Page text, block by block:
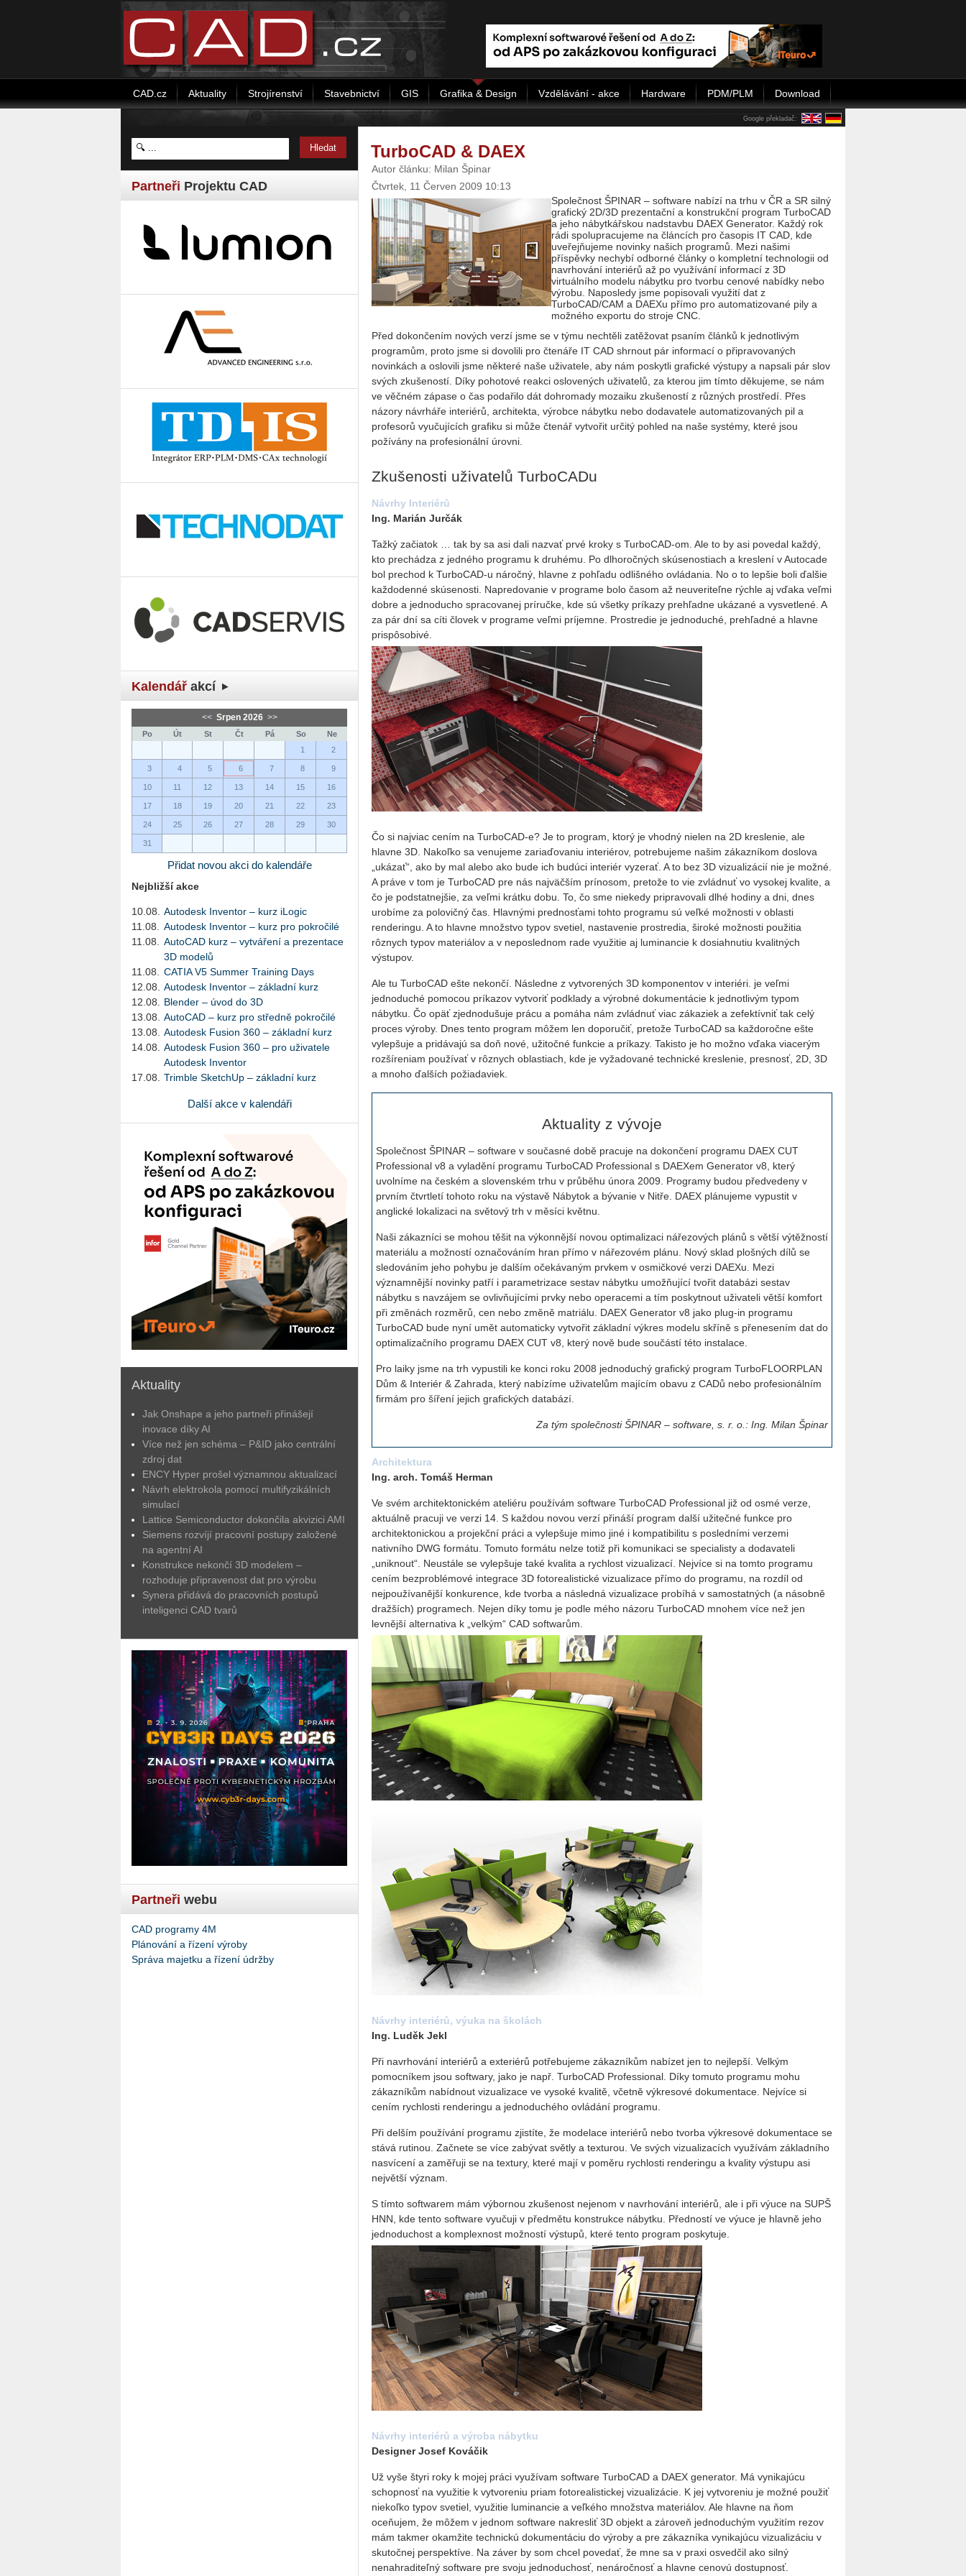
CAD.cz Aktuality Strojírenství Stavebnictví GIS Grafika & Design Vzdělávání - akce Hardware PDM/PLM Download
Google překladač:
Partneři Projektu CAD
Kalendář akcí
<< Srpen 2026 >>
Po Út St Čt Pá So
Ne
1
2
3 4 5 6 7 8 9
10 11 12 13 14 15 16
17 18 19 20 21 22 23
24 25 26 27 28 29 30
31
Přidat novou akci do kalendáře
Nejbližší akce
10.08.
Autodesk Inventor – kurz iLogic
11.08.
Autodesk Inventor – kurz pro pokročilé
11.08.
AutoCAD kurz – vytváření a prezentace
3D modelů
11.08.
CATIA V5 Summer Training Days
12.08.
Autodesk Inventor – základní kurz
12.08.
Blender – úvod do 3D
13.08.
AutoCAD – kurz pro středně pokročilé
13.08.
Autodesk Fusion 360 – základní kurz
14.08.
Autodesk Fusion 360 – pro uživatele
Autodesk Inventor
17.08.
Trimble SketchUp – základní kurz
Další akce v kalendáři
Aktuality
Jak Onshape a jeho partneři přinášejí
inovace díky AI
Více než jen schéma – P&ID jako centrální
zdroj dat
ENCY Hyper prošel významnou aktualizací
Návrh elektrokola pomocí multifyzikálních
simulací
Lattice Semiconductor dokončila akvizici AMI
Siemens rozvíjí pracovní postupy založené
na agentní AI
Konstrukce nekončí 3D modelem –
rozhoduje připravenost dat pro výrobu
Synera přidává do pracovních postupů
inteligenci CAD tvarů
Partneři webu
CAD programy 4M
Plánování a řízení výroby
Správa majetku a řízení údržby
TurboCAD & DAEX
Autor článku: Milan Špinar
Čtvrtek, 11 Červen 2009 10:13
Společnost ŠPINAR – software nabízí na trhu v ČR a SR silný
grafický 2D/3D prezentační a konstrukční program TurboCAD
a jeho nábytkářskou nadstavbu DAEX Generator. Každý rok
rádi spolupracujeme na článcích pro časopis IT CAD, kde
uveřejňujeme novinky našich programů. Mezi našimi
příspěvky nechybí odborné články o kompletní technologii od
navrhování interiérů až po využívání informací z 3D
virtuálního modelu nábytku pro tvorbu cenové nabídky nebo
výrobu. Naposledy jsme popisovali využití dat z
TurboCAD/CAM a DAEXu přímo pro automatizované pily a
možného exportu do stroje CNC.
Před dokončením nových verzí jsme se v týmu nechtěli zatěžovat psaním článků k jednotlivým
programům, proto jsme si dovolili pro čtenáře IT CAD shrnout pár informací o připravovaných
novinkách a oslovili jsme některé naše uživatele, aby nám poskytli grafické výstupy a napsali pár slov
svých zkušeností. Díky pohotové reakci oslovených uživatelů, za kterou jim tímto děkujeme, se nám
ve věčném zápase o čas podařilo dát dohromady mozaiku zkušeností z různých prostředí. Přes
názory návrháře interiérů, architekta, výrobce nábytku nebo dodavatele automatizovaných pil a
profesorů vyučujících grafiku si může čtenář vytvořit určitý pohled na naše systémy, které jsou
požívány na profesionální úrovni.
Zkušenosti uživatelů TurboCADu
Návrhy Interiérů
Ing. Marián Jurčák
Tažký začiatok … tak by sa asi dali nazvať prvé kroky s TurboCAD-om. Ale to by asi povedal každý,
kto prechádza z jedného programu k druhému. Po dlhoročných skúsenostiach a kreslení v Autocade
bol prechod k TurboCAD-u náročný, hlavne z pohľadu odlišného ovládania. No o to lepšie boli ďalšie
každodenné skúsenosti. Napredovanie v programe bolo časom až neuveriteľne rýchle aj vďaka veľmi
dobre a jednoducho spracovanej príručke, kde sú všetky príkazy prehľadne ukázané a vysvetlené. A
za pár dní sa cíti človek v programe veľmi príjemne. Prostredie je jednoduché, prehľadné a hlavne
prispôsobivé.
Čo si najviac cením na TurboCAD-e? Je to program, ktorý je vhodný nielen na 2D kreslenie, ale
hlavne 3D. Nakoľko sa venujeme zariaďovaniu interiérov, potrebujeme našim zákazníkom doslova
„ukázať“, ako by mal alebo ako bude ich budúci interiér vyzerať. A to bez 3D vizualizácií nie je možné.
A práve v tom je TurboCAD pre nás najväčším prínosom, pretože to vie zvládnuť vo vysokej kvalite, a
čo je podstatnejšie, za veľmi krátku dobu. To, čo sme niekedy pripravovali dlhé hodiny a dni, dnes
urobíme za polovičný čas. Hlavnými prednosťami tohto programu sú veľké možnosti v oblasti
renderingu. A to hlavne množstvo typov svetiel, nastavenie prostredia, široké možnosti použitia
rôznych typov materiálov a v neposlednom rade využitie aj luminancie k dosiahnutiu kvalitných
výstupov.
Ale tu TurboCAD ešte nekončí. Následne z vytvorených 3D komponentov v interiéri. je veľmi
jednoduché pomocou príkazov vytvoriť podklady a výrobné dokumentácie k jednotlivým typom
nábytku. Čo opäť zjednodušuje prácu a pomáha nám zvládnuť viac zákaziek a zefektívniť tak celý
proces výroby. Dnes tento program môžem len doporučiť, pretože TurboCAD sa každoročne ešte
vylepšuje a pridávajú sa doň nové, užitočné funkcie a príkazy. Takisto je ho možno vďaka viacerým
rozšíreniam používať v rôznych oblastiach, kde je vyžadované technické kreslenie, presnosť, 2D, 3D
a mnoho ďalších požiadaviek.
Aktuality z vývoje
Společnost ŠPINAR – software v současné době pracuje na dokončení programu DAEX CUT
Professional v8 a vyladění programu TurboCAD Professional s DAEXem Generator v8, který
uvolníme na českém a slovenském trhu v průběhu února 2009. Programy budou předvedeny v
prvním čtvrtletí tohoto roku na výstavě Nábytok a bývanie v Nitře. DAEX plánujeme vypustit v
anglické lokalizaci na světový trh v měsíci květnu.
Naši zákazníci se mohou těšit na výkonnější novou optimalizaci nářezových plánů s větší výtěžností
materiálu a možností označováním hran přímo v nářezovém plánu. Nový sklad plošných dílů se
sledováním jeho pohybu je dalším očekávaným prvkem v osmičkové verzi DAEXu. Mezi
významnější novinky patří i parametrizace sestav nábytku umožňující tvořit databázi sestav
nábytku s navzájem se ovlivňujícími prvky nebo operacemi a tím poskytnout uživateli větší komfort
při změnách rozměrů, cen nebo změně matriálu. DAEX Generator v8 jako plug-in programu
TurboCAD bude nyní umět automaticky vytvořit základní výkres modelu skříně s přenesením dat do
optimalizačního programu DAEX CUT v8, který nově bude součástí této instalace.
Pro laiky jsme na trh vypustili ke konci roku 2008 jednoduchý grafický program TurboFLOORPLAN
Dům & Interiér & Zahrada, který nabízíme uživatelům majícím obavu z CADů nebo profesionálním
firmám pro šíření jejich grafických databází.
Za tým společnosti ŠPINAR – software, s. r. o.: Ing. Milan Špinar
Architektura
Ing. arch. Tomáš Herman
Ve svém architektonickém ateliéru používám software TurboCAD Professional již od osmé verze,
aktuálně pracuji ve verzi 14. S každou novou verzí přináší program další užitečné funkce pro
architektonickou a projekční práci a vylepšuje mimo jiné i kompatibilitu s posledními verzemi
nativního DWG formátu. Tomuto formátu nelze totiž při komunikaci se specialisty a dodavateli
„uniknout“. Neustále se vylepšuje také kvalita a rychlost vizualizací. Nejvíce si na tomto programu
cením bezproblémové integrace 3D fotorealistické vizualizace přímo do programu, na rozdíl od
nejpoužívanější konkurence, kde tvorba a následná vizualizace probíhá v samostatných (a násobně
dražších) programech. Nejen díky tomu je podle mého názoru TurboCAD mnohem více než jen
levnější alternativa k „velkým“ CAD softwarům.
Návrhy interiérů, výuka na školách
Ing. Luděk Jekl
Při navrhování interiérů a exteriérů potřebujeme zákazníkům nabízet jen to nejlepší. Velkým
pomocníkem jsou softwary, jako je např. TurboCAD Professional. Díky tomuto programu mohu
zákazníkům nabídnout vizualizace ve vysoké kvalitě, včetně výkresové dokumentace. Nejvíce si
cením rychlosti renderingu a jednoduchého ovládání programu.
Při delším používání programu zjistíte, že modelace interiérů nebo tvorba výkresové dokumentace se
stává rutinou. Začnete se více zabývat světly a texturou. Ve svých vizualizacích využívám základního
nasvícení a zaměřuji se na textury, které mají v poměru rychlosti renderingu a kvality výstupu asi
největší význam.
S tímto softwarem mám výbornou zkušenost nejenom v navrhování interiérů, ale i při výuce na SUPŠ
HNN, kde tento software vyučuji v předmětu konstrukce nábytku. Předností ve výuce je hlavně jeho
jednoduchost a komplexnost možností výstupů, které tento program poskytuje.
Návrhy interiérů a výroba nábytku
Designer Josef Kováčik
Už vyše štyri roky k mojej práci využívam software TurboCAD a DAEX generator. Má vynikajúcu
schopnosť na využitie k vytvoreniu priam fotorealistickej vizualizácie. K jej vytvoreniu je možné použiť
niekoľko typov svetiel, využitie luminancie a veľkého množstva materiálov. Ale hlavne na ňom
oceňujem, že môžem v jednom software nakresliť 3D objekt a zároveň jednoduchým využitím rezov
mám takmer okamžite technickú dokumentáciu do výroby a pre zákazníka vynikajúcu vizualizáciu v
skutočnej perspektíve. Na záver by som chcel povedať, že mne sa v praxi osvedčil ako silný
nenahraditeľný software pre svoju jednoduchosť, nenáročnosť a hlavne cenovú dostupnosť.